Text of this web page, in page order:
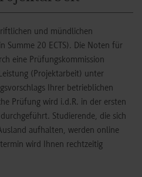
und mündlichen
Summe 20 ECTS). Die Noten für
eine Prüfungskommission
(Projektarbeit) unter
Ihrer betrieblichen
Prüfung wird i.d.R. in der ersten
Studierende, die sich
aufhalten, werden online
wird Ihnen rechtzeitig